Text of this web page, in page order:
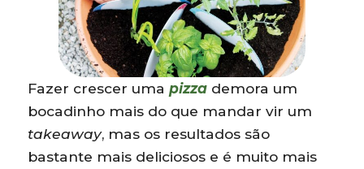
Fazer crescer umapizza demora um
bocadinho mais do que mandar vir um
takeaway, mas os resultados são
bastante mais deliciosos e é muito mais